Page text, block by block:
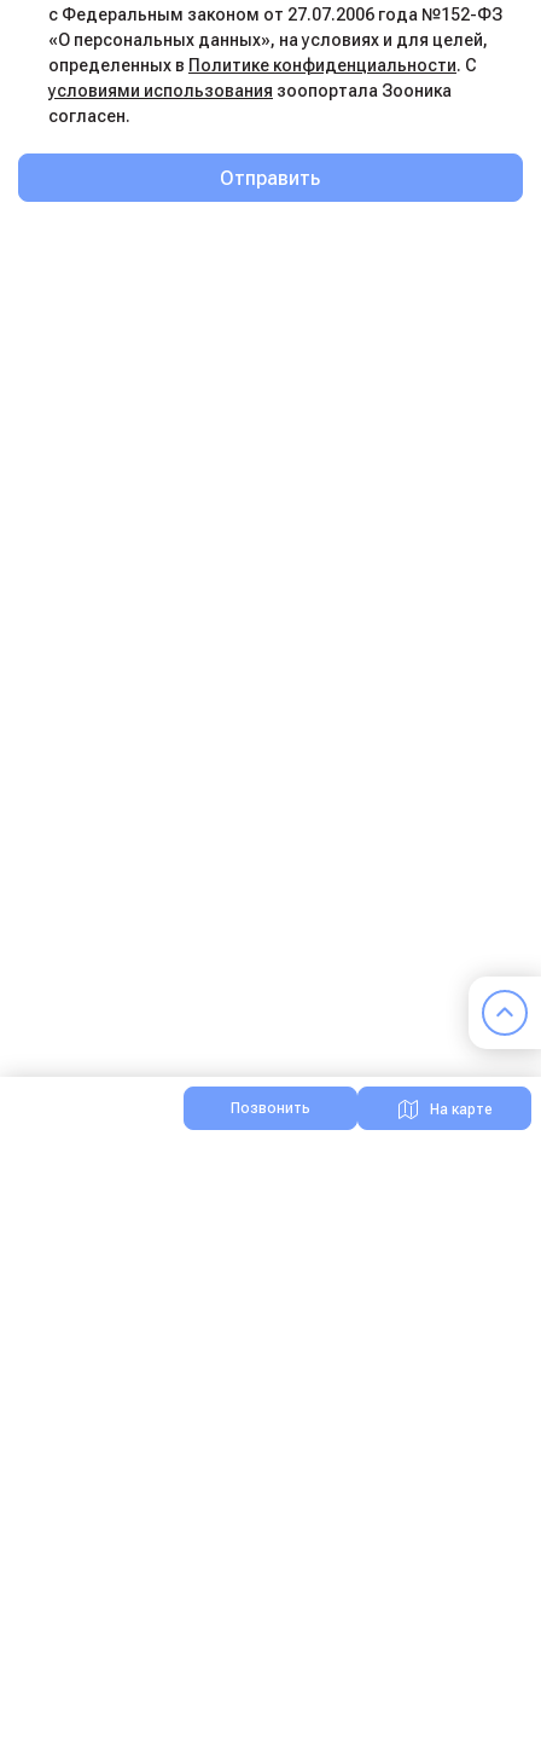
Позвонить На карте
с Федеральным законом от 27.07.2006 года №152-ФЗ
«О персональных данных», на условиях и для целей,
определенных в Политике конфиденциальности. С
условиями использования зоопортала Зооника
согласен.
Отправить